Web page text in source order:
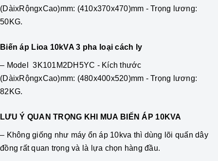
(DàixRộngxCao)mm: (410x370x470)mm - Trọng lương:
50KG.
Biến áp Lioa 10kVA 3 pha loại cách ly
– Model 3K101M2DH5YC - Kích thước
(DàixRộngxCao)mm: (480x400x520)mm - Trọng lương:
82KG.
LƯU Ý QUAN TRỌNG KHI MUA BIẾN ÁP 10KVA
– Không giống như máy ổn áp 10kva thì dùng lõi quấn dây
đồng rất quan trọng và là lựa chọn hàng đầu.